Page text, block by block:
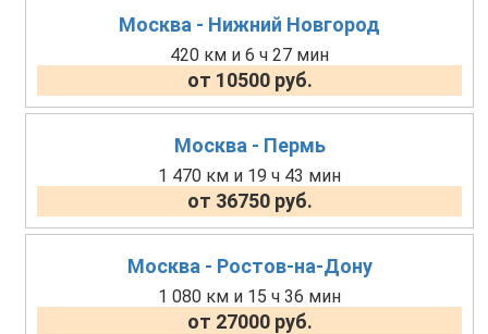
Москва - Нижний Новгород
420 км и 6 ч 27 мин
от 10500 руб.
Москва - Пермь
1 470 км и 19 ч 43 мин
от 36750 руб.
Москва - Ростов-на-Дону
1 080 км и 15 ч 36 мин
от 27000 руб.